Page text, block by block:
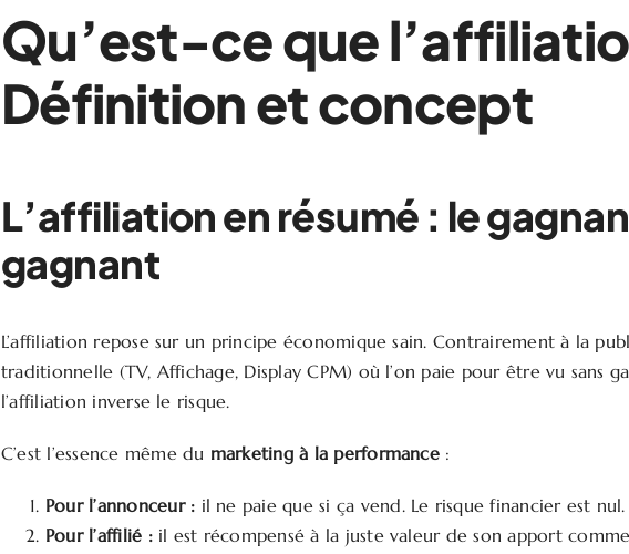
Qu’est-ce que
Définition et concept
L’affiliation en résumé : le
gagnant
L’affiliation repose sur un principe économique sain. Contrairement à la
traditionnelle (TV, Affichage, Display CPM) où l’on paie pour être vu sans
l’affiliation inverse le risque.
C’est l’essence même du marketing à la performance:
Pour l’annonceur : il ne paie que si ça vend. Le risque financier est nul.
Pour l’affilié :il est récompensé à la juste valeur de son apport